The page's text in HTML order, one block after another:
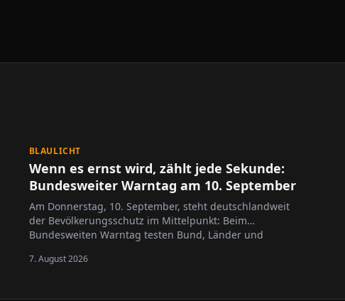
BLAULICHT
Wenn es ernst wird, zählt jede Sekunde:
Bundesweiter Warntag am 10. September
Am Donnerstag, 10. September, steht deutschlandweit
der Bevölkerungsschutz im Mittelpunkt: Beim
Bundesweiten Warntag testen Bund, Länder und
und Katastrophenfälle.
7. August 2026